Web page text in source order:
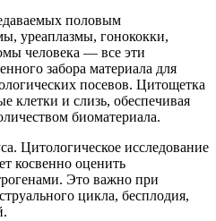
половым
уреаплазмы, гонококки,
человека — все эти
забора материала для
посевов. Цитощетка
клетки и слизь, обеспечивая
биоматериала.
Цитологическое исследование
косвенно оценить
Это важно при
цикла, бесплодия,